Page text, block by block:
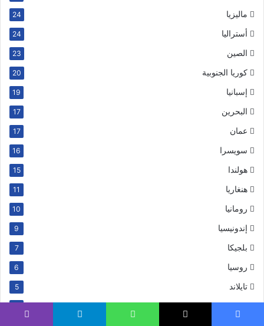
ماليزيا 24
أستراليا 24
الصين 23
كوريا الجنوبية 20
إسبانيا 19
البحرين 17
عمان 17
سويسرا 16
هولندا 15
هنغاريا 11
رومانيا 10
إندونيسيا 9
بلجيكا 7
روسيا 6
تايلاند 5
البرتغال